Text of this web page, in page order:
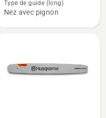
Force
Type de guide (long)
Nez avec pignon